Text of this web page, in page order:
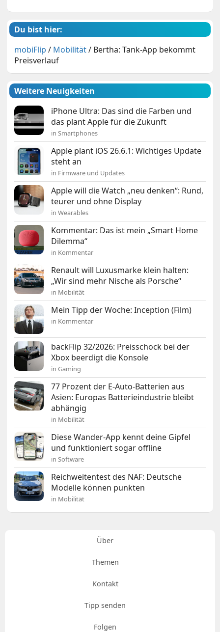
Du bist hier:
mobiFlip / Mobilität/ Bertha: Tank-App bekommt
Preisverlauf
Weitere Neuigkeiten
iPhone Ultra: Das sind die Farben und
das plant Apple für die Zukunft
in Smartphones
Apple plant iOS 26.6.1: Wichtiges Update
steht an
in Firmware und Updates
Apple will die Watch „neu denken“: Rund,
teurer und ohne Display
in Wearables
Kommentar: Das ist mein „Smart Home
Dilemma“
in Kommentar
Renault will Luxusmarke klein halten:
„Wir sind mehr Nische als Porsche“
in Mobilität
Mein Tipp der Woche: Inception (Film)
in Kommentar
backFlip 32/2026: Preisschock bei der
Xbox beerdigt die Konsole
in Gaming
77 Prozent der E-Auto-Batterien aus
Asien: Europas Batterieindustrie bleibt
abhängig
in Mobilität
Diese Wander-App kennt deine Gipfel
und funktioniert sogar offline
in Software
Reichweitentest des NAF: Deutsche
Modelle können punkten
in Mobilität
Über
Themen
Kontakt
Tipp senden
Folgen